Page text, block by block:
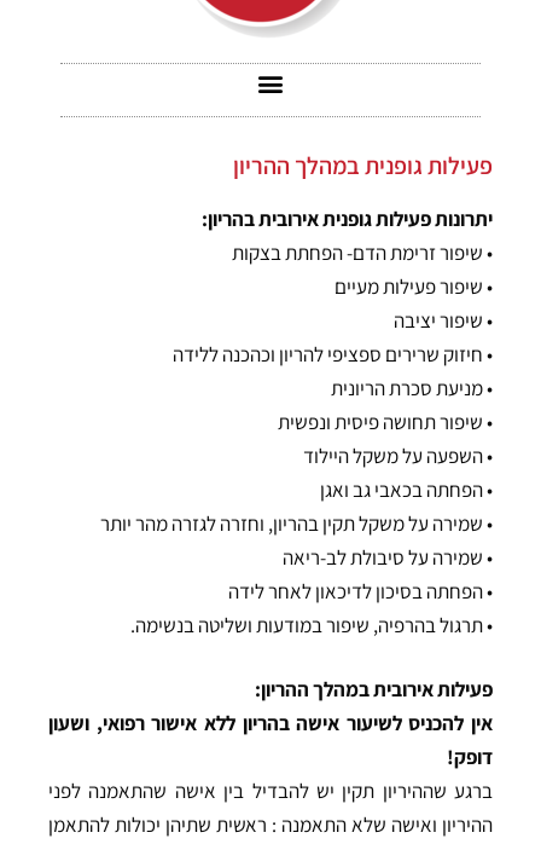
פעילות גופנית במהלך ההריון
יתרונות פעילות גופנית אירובית בהריון:
• שיפור זרימת הדם- הפחתת בצקות
• שיפור פעילות מעיים
• שיפור יציבה
• חיזוק שרירים ספציפי להריון וכהכנה ללידה
• מניעת סכרת הריונית
• שיפור תחושה פיסית ונפשית
• השפעה על משקל היילוד
• הפחתה בכאבי גב ואגן
• שמירה על משקל תקין בהריון, וחזרה לגזרה מהר יותר
• שמירה על סיבולת לב-ריאה
• הפחתה בסיכון לדיכאון לאחר לידה
• תרגול בהרפיה, שיפור במודעות ושליטה בנשימה.
פעילות אירובית במהלך ההריון:
אין להכניס לשיעור אישה בהריון ללא אישור רפואי, ושעון
דופק!
ברגע שההיריון תקין יש להבדיל בין אישה שהתאמנה לפני
ההיריון ואישה שלא התאמנה : ראשית שתיהן יכולות להתאמן